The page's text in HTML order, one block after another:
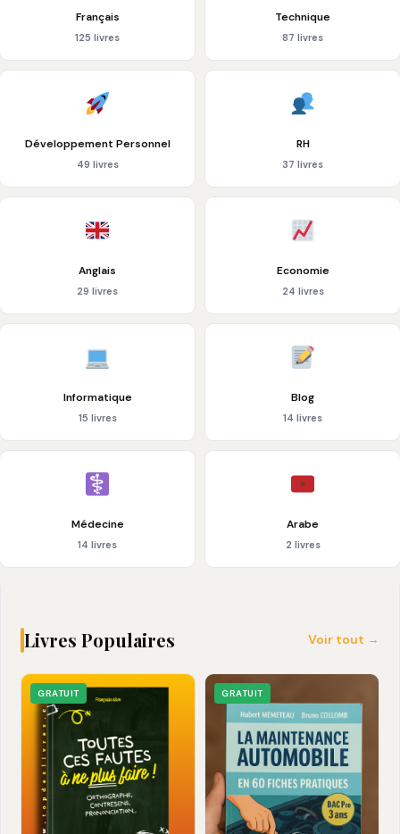
Français
125 livres
Technique
87 livres
Développement Personnel
49 livres
RH
37 livres
Anglais
29 livres
Economie
24 livres
Informatique
15 livres
Blog
14 livres
Médecine
14 livres
Arabe
2 livres
Livres Populaires Voir tout →
GRATUIT GRATUIT